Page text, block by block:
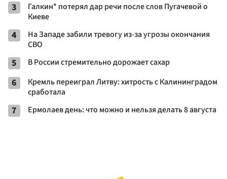
3
Галкин* потерял дар речи после слов Пугачевой о
Киеве
4
На Западе забили тревогу из-за угрозы окончания
СВО
5 В России стремительно дорожает сахар
6
Кремль переиграл Литву: хитрость с Калининградом
сработала
7 Ермолаев день: что можно и нельзя делать 8 августа